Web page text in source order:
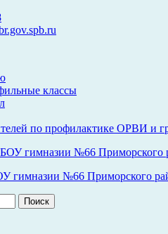
классы
по профилактике ОРВИ и
гимназии №66 Приморского